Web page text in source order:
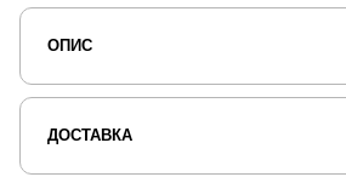
ОПИС
ДОСТАВКА